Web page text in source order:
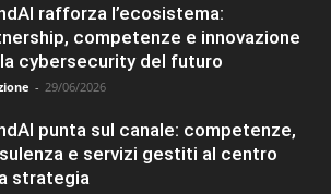
rafforza l’ecosistema:
competenze e innovazione
cybersecurity del futuro
- 29/06/2026
punta sul canale: competenze,
e servizi gestiti al centro
strategia